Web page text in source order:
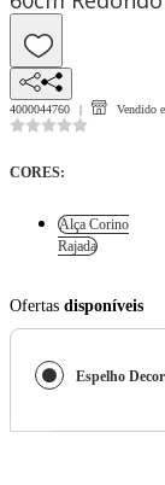
4000044760 Vendido
CORES:
Alça Corino
Rajada
Ofertas disponíveis